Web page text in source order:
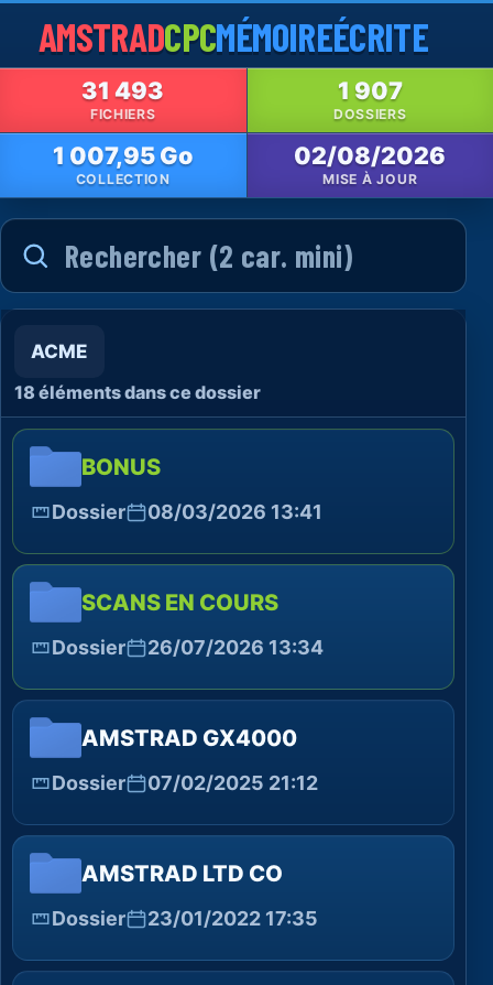
AMSTRADCPCMÉMOIREÉCRITE
31 493
FICHIERS
1 907
DOSSIERS
1 007,95 Go
COLLECTION
02/08/2026
MISE À JOUR
ACME
18 éléments dans ce dossier
BONUS
Dossier 08/03/2026 13:41
SCANS EN COURS
Dossier 26/07/2026 13:34
AMSTRAD GX4000
Dossier 07/02/2025 21:12
AMSTRAD LTD CO
Dossier 23/01/2022 17:35